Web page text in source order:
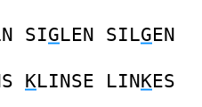
SIGLEN SILGEN
KLINSE LINKES